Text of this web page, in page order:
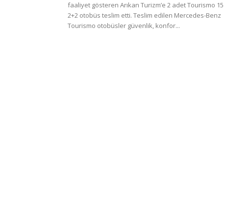
faaliyet gösteren Arıkan Turizm’e 2 adet Tourismo 15
2+2 otobüs teslim etti. Teslim edilen Mercedes-Benz
Tourismo otobüsler güvenlik, konfor...